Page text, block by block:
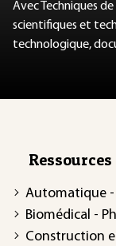
Avec Techniques
scientifiques et
technologique,
Automatique
Biomédical -
Construction